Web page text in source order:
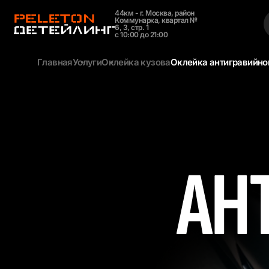
44км - г. Москва, район
Коммунарка, квартал №
6, 3, стр. 1
с 10:00 до 21:00
ГлавнаяУслугиОклейка кузоваОклейка